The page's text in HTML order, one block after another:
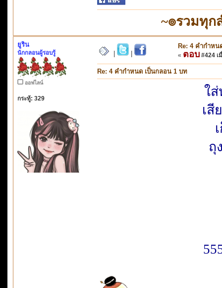
~๏รวมทุ
ยูริน
นักกลอนผู้รอบรู้
ออฟไลน์
กระทู้: 329
Re: 4 คำกำห
« ตอบ #424 เ
Re: 4 คำกำหนด เป็นกลอน 1 บท
ใส่
เสี
ถุ